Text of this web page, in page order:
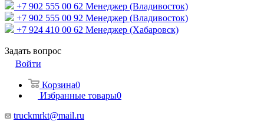
+7 902 555 00 62 Менеджер (Владивосток)
+7 902 555 00 92 Менеджер (Владивосток)
+7 924 410 00 62 Менеджер (Хабаровск)
Задать вопрос
Войти
Корзина0
Избранные товары0
truckmrkt@mail.ru